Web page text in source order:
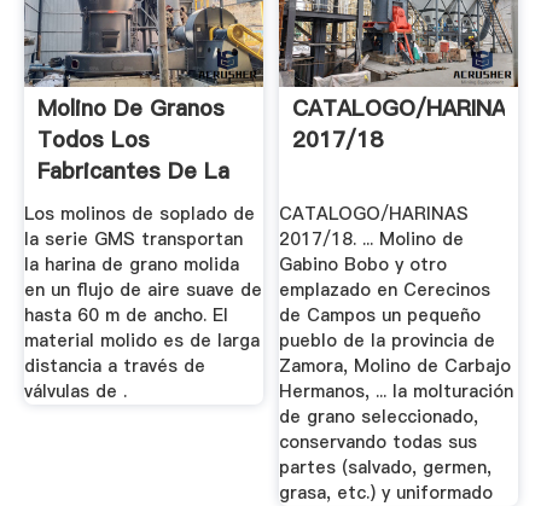
Molino De Granos
Todos Los
Fabricantes De La
Agricultura ...
Los molinos de soplado de
la serie GMS transportan
la harina de grano molida
en un flujo de aire suave de
hasta 60 m de ancho. El
material molido es de larga
distancia a través de
válvulas de .
CATALOGO/HARINAS
2017/18
CATALOGO/HARINAS
2017/18. ... Molino de
Gabino Bobo y otro
emplazado en Cerecinos
de Campos un pequeño
pueblo de la provincia de
Zamora, Molino de Carbajo
Hermanos, ... la molturación
de grano seleccionado,
conservando todas sus
partes (salvado, germen,
grasa, etc.) y uniformado